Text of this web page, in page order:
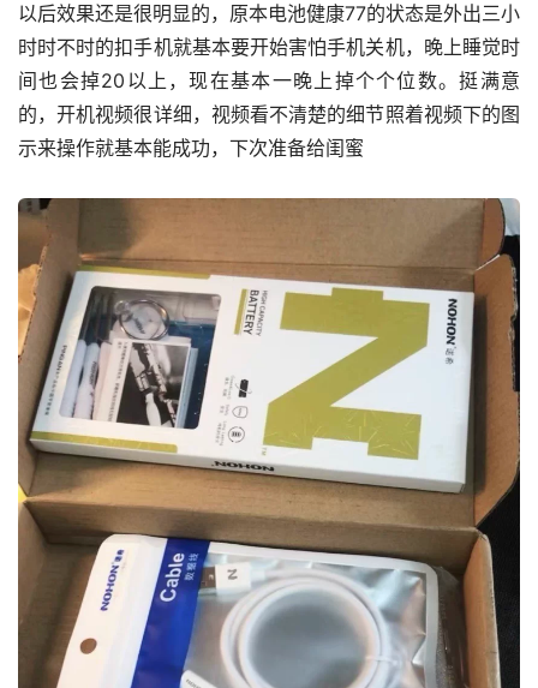
以后效果还是很明显的，原本电池健康77的状态是外出三小
时时不时的扣手机就基本要开始害怕手机关机，晚上睡觉时
间也会掉20以上，现在基本一晚上掉个个位数。挺满意
的，开机视频很详细，视频看不清楚的细节照着视频下的图
示来操作就基本能成功，下次准备给闺蜜